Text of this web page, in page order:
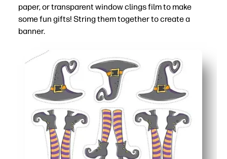
paper, or transparent window clings film to make
some fun gifts! String them together to create a
banner.